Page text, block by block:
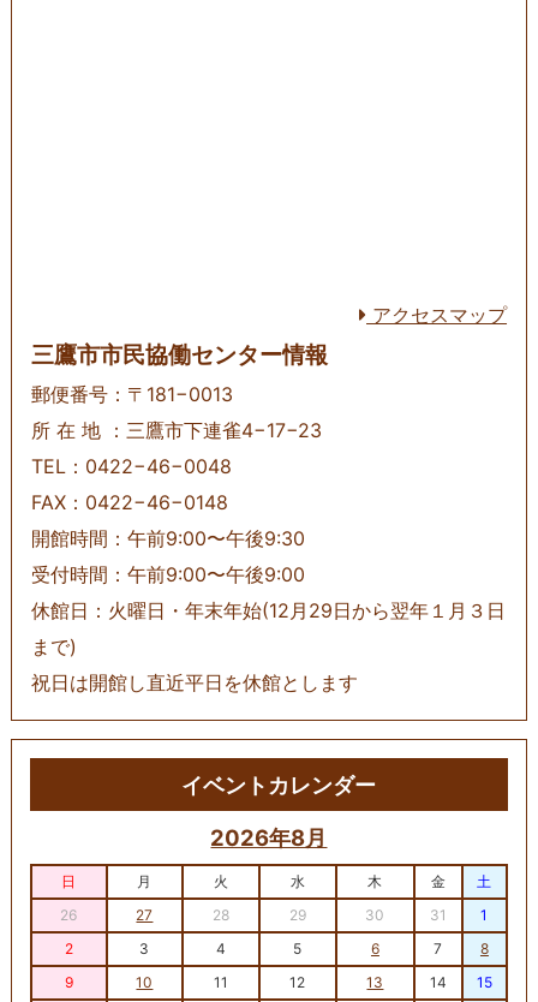
アクセスマップ
三鷹市市民協働センター情報
郵便番号：〒181−0013
所 在 地 ：三鷹市下連雀4−17−23
TEL：0422−46−0048
FAX：0422−46−0148
開館時間：午前9:00〜午後9:30
受付時間：午前9:00〜午後9:00
休館日：火曜日・年末年始(12月29日から翌年１月３日
まで)
祝日は開館し直近平日を休館とします
イベントカレンダー
2026年8月
日 月 火 水 木 金
土
26
27 28 29 30 31
1
2
3 4 5 6 7
8
9
10 11 12 13 14
15